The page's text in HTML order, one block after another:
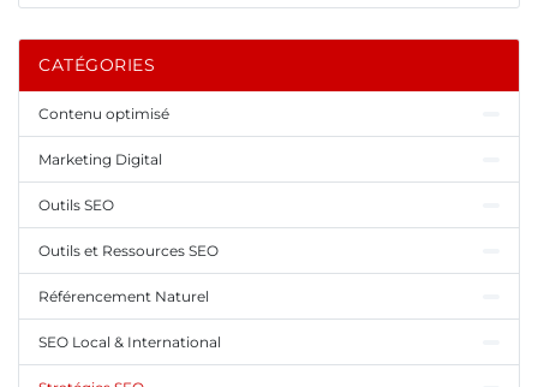
CATÉGORIES
Contenu optimisé
Marketing Digital
Outils SEO
Outils et Ressources SEO
Référencement Naturel
SEO Local & International